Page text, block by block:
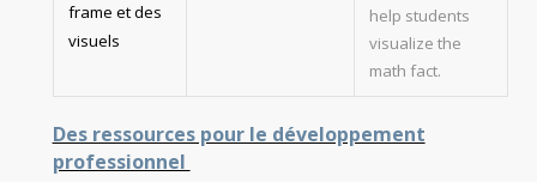
frame et des
visuels
help students
visualize the
math fact.
Des ressources pour le développement
professionnel